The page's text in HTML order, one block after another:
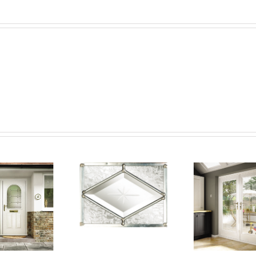
Nullam Vitae
Odiosters
Quam Nec
Sollicit
Class Aptent